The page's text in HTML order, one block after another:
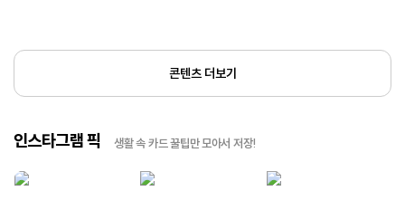
콘텐츠 더보기
인스타그램 픽 생활 속 카드 꿀팁만 모아서 저장!